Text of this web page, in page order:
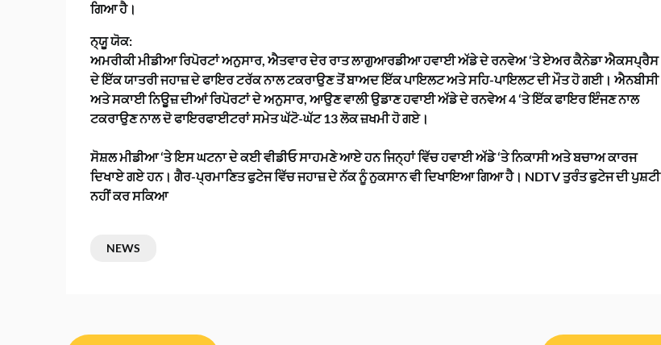
ਗਿਆ ਹੈ।
ਨ੍ਯੂ ਯੋਕ:
ਅਮਰੀਕੀ ਮੀਡੀਆ ਰਿਪੋਰਟਾਂ ਅਨੁਸਾਰ, ਐਤਵਾਰ ਦੇਰ ਰਾਤ ਲਾਗੁਆਰਡੀਆ ਹਵਾਈ ਅੱਡੇ ਦੇ ਰਨਵੇਅ ‘ਤੇ ਏਅਰ ਕੈਨੇਡਾ ਐਕਸਪ੍ਰੈਸ
ਦੇ ਇੱਕ ਯਾਤਰੀ ਜਹਾਜ਼ ਦੇ ਫਾਇਰ ਟਰੱਕ ਨਾਲ ਟਕਰਾਉਣ ਤੋਂ ਬਾਅਦ ਇੱਕ ਪਾਇਲਟ ਅਤੇ ਸਹਿ-ਪਾਇਲਟ ਦੀ ਮੌਤ ਹੋ ਗਈ। ਐਨਬੀਸੀ
ਅਤੇ ਸਕਾਈ ਨਿਊਜ਼ ਦੀਆਂ ਰਿਪੋਰਟਾਂ ਦੇ ਅਨੁਸਾਰ, ਆਉਣ ਵਾਲੀ ਉਡਾਣ ਹਵਾਈ ਅੱਡੇ ਦੇ ਰਨਵੇਅ 4 ‘ਤੇ ਇੱਕ ਫਾਇਰ ਇੰਜਣ ਨਾਲ
ਟਕਰਾਉਣ ਨਾਲ ਦੋ ਫਾਇਰਫਾਈਟਰਾਂ ਸਮੇਤ ਘੱਟੋ-ਘੱਟ 13 ਲੋਕ ਜ਼ਖਮੀ ਹੋ ਗਏ।
ਸੋਸ਼ਲ ਮੀਡੀਆ ‘ਤੇ ਇਸ ਘਟਨਾ ਦੇ ਕਈ ਵੀਡੀਓ ਸਾਹਮਣੇ ਆਏ ਹਨ ਜਿਨ੍ਹਾਂ ਵਿੱਚ ਹਵਾਈ ਅੱਡੇ ‘ਤੇ ਨਿਕਾਸੀ ਅਤੇ ਬਚਾਅ ਕਾਰਜ
ਦਿਖਾਏ ਗਏ ਹਨ। ਗੈਰ-ਪ੍ਰਮਾਣਿਤ ਫੁਟੇਜ ਵਿੱਚ ਜਹਾਜ਼ ਦੇ ਨੱਕ ਨੂੰ ਨੁਕਸਾਨ ਵੀ ਦਿਖਾਇਆ ਗਿਆ ਹੈ। NDTV ਤੁਰੰਤ ਫੁਟੇਜ ਦੀ ਪੁਸ਼ਟੀ
ਨਹੀਂ ਕਰ ਸਕਿਆ
NEWS